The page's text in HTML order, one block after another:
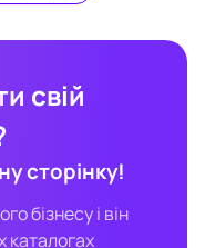
свій
сторінку!
бізнесу і він
каталогах